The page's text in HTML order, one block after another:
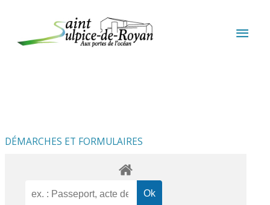
DÉMARCHES ET FORMULAIRES